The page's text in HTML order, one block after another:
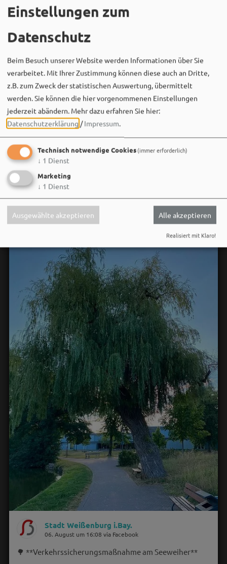
Bergwaldtheater
06. August um 18:08 via Facebook
Sei wie Luisa & Chiara!
Komm am 08.08. ins Bergwaldtheater und hol dir deinen
neuen Ohrwurm. 🎤✨
Gute Musik, beste Stimmung und ein Sommerabend,
der im Kopf bleibt. 🌿🎵
Wir sehen uns…
Stadt Weißenburg i.Bay.
06. August um 16:08 via Facebook
🌳 **Verkehrssicherungsmaßnahme am Seeweiher**
Einstellungen zum
Datenschutz
Beim Besuch unserer Website werden Informationen über Sie
verarbeitet. Mit Ihrer Zustimmung können diese auch an Dritte,
z.B. zum Zweck der statistischen Auswertung, übermittelt
werden. Sie können die hier vorgenommenen Einstellungen
jederzeit abändern. Mehr dazu erfahren Sie hier:
Datenschutzerklärung /Impressum.
Technisch notwendige Cookies(immer erforderlich)
↓ 1 Dienst
Marketing
↓ 1 Dienst
Ausgewählte akzeptieren Alle akzeptieren
Realisiert mit Klaro!